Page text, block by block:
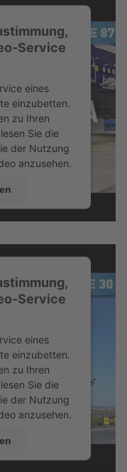
Service
eines
einzubetten.
zu Ihren
Sie die
der Nutzung
anzusehen.
Service
eines
einzubetten.
zu Ihren
Sie die
der Nutzung
anzusehen.